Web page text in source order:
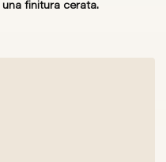
finitura cerata.